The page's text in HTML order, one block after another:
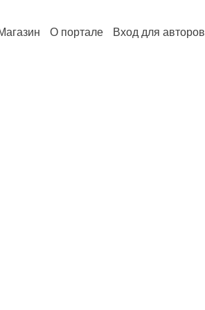
О портале Вход для авторов